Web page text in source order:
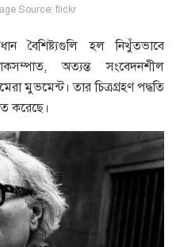
Source: flickr
বৈশিষ্ট্যগুলি হল নিখুঁতভাবে
অত্যন্ত সংবেদনশীল
মুভমেন্ট। তার চিত্রগ্রহণ পদ্ধতি
করেছে।